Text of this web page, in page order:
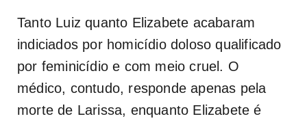
Tanto Luiz quanto Elizabete acabaram
indiciados por homicídio doloso qualificado
por feminicídio e com meio cruel. O
médico, contudo, responde apenas pela
morte de Larissa, enquanto Elizabete é